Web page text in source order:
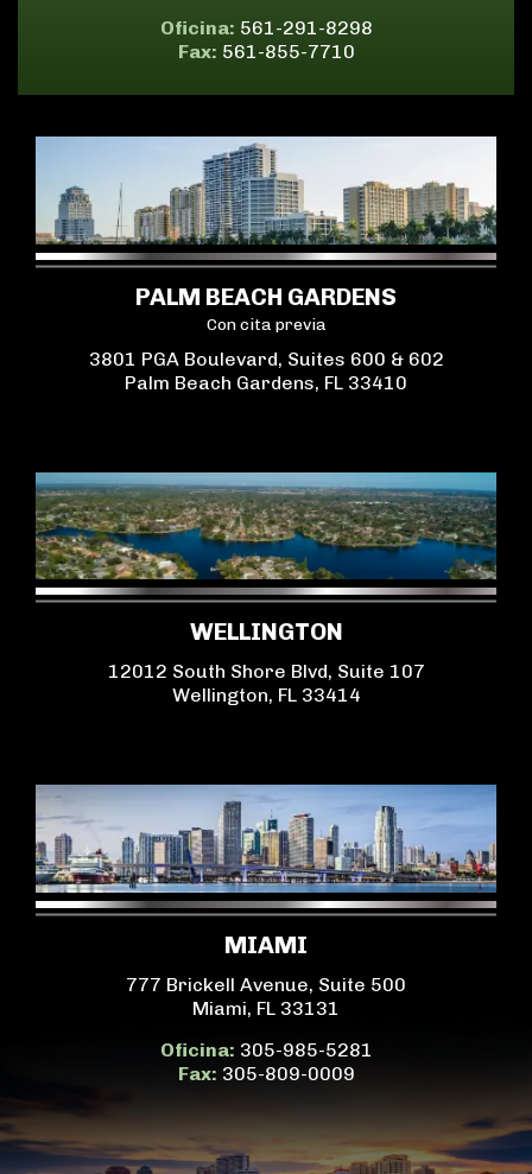
Oficina: 561-291-8298
Fax: 561-855-7710
PALM BEACH GARDENS
Con cita previa
3801 PGA Boulevard, Suites 600 & 602
Palm Beach Gardens, FL 33410
WELLINGTON
12012 South Shore Blvd, Suite 107
Wellington, FL 33414
MIAMI
777 Brickell Avenue, Suite 500
Miami, FL 33131
Oficina: 305-985-5281
Fax: 305-809-0009